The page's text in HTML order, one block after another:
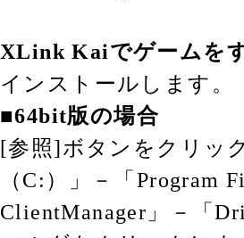
XLink Kaiでゲームを
インストールします。
■64bit版の場合
[参照]ボタンをクリッ
（C:）」－「Program
ClientManager」－「